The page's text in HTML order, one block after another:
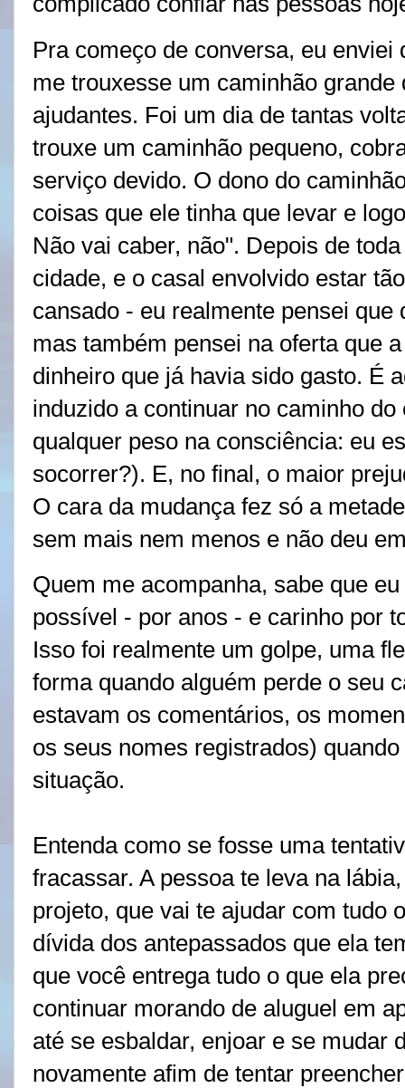
Pra começo de conversa, eu
me trouxesse um caminhão grande
ajudantes. Foi um dia de tantas
trouxe um caminhão pequeno,
serviço devido. O dono do
coisas que ele tinha que levar e
Não vai caber, não". Depois de
cidade, e o casal envolvido estar
cansado - eu realmente pensei
mas também pensei na oferta que
dinheiro que já havia sido gasto. É
induzido a continuar no caminho
qualquer peso na consciência: eu
socorrer?). E, no final, o maior
O cara da mudança fez só a
sem mais nem menos e não deu
Quem me acompanha, sabe que
possível - por anos - e carinho por
Isso foi realmente um golpe, uma
forma quando alguém perde o seu
estavam os comentários, os
os seus nomes registrados)
situação.
Entenda como se fosse uma
fracassar. A pessoa te leva na
projeto, que vai te ajudar com tudo
dívida dos antepassados que ela
que você entrega tudo o que ela
continuar morando de aluguel em
até se esbaldar, enjoar e se mudar
novamente afim de tentar